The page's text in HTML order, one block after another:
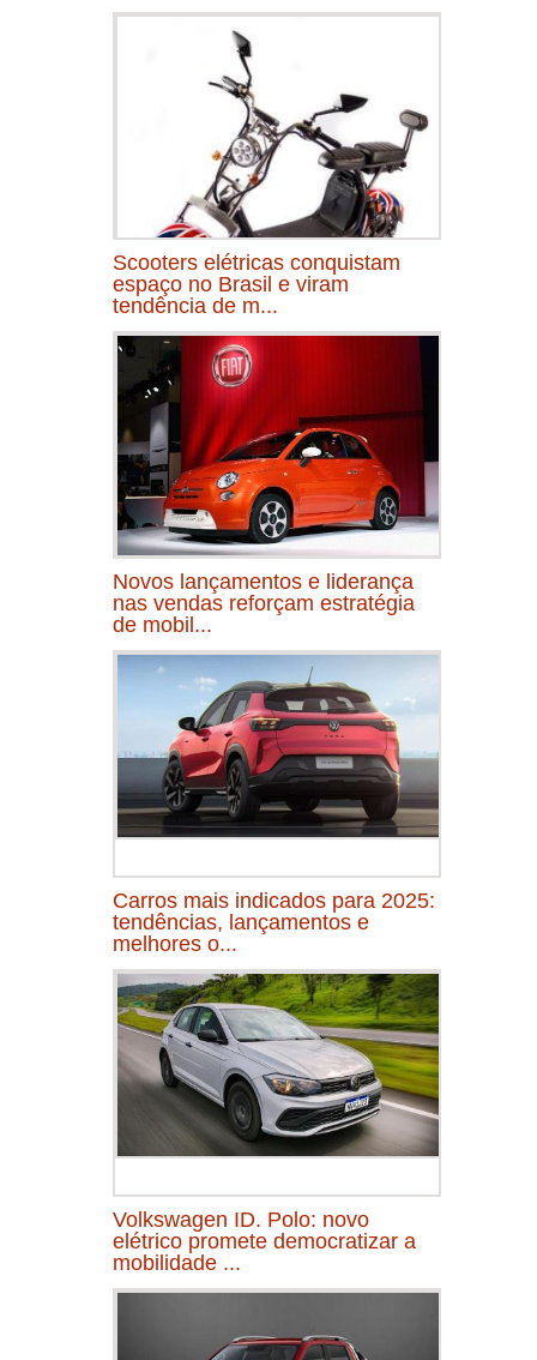
Scooters elétricas conquistam
espaço no Brasil e viram
tendência de m...
Novos lançamentos e liderança
nas vendas reforçam estratégia
de mobil...
Carros mais indicados para 2025:
tendências, lançamentos e
melhores o...
Volkswagen ID. Polo: novo
elétrico promete democratizar a
mobilidade ...